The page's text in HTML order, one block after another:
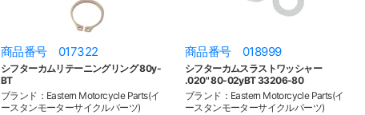
商品番号 017322
シフターカムリテーニングリング 80y-
BT
ブランド：Eastern Motorcycle Parts(イ
ースタンモーターサイクルパーツ)
商品番号 018999
シフターカムスラストワッシャー
.020" 80-02yBT 33206-80
ブランド：Eastern Motorcycle Parts(イ
ースタンモーターサイクルパーツ)